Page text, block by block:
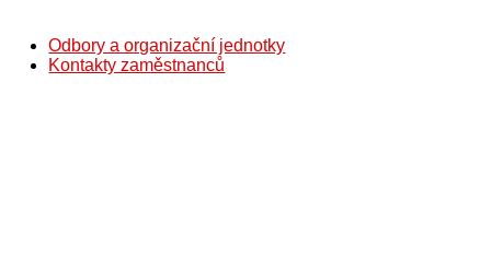
Odbory a organizační jednotky
Kontakty zaměstnanců